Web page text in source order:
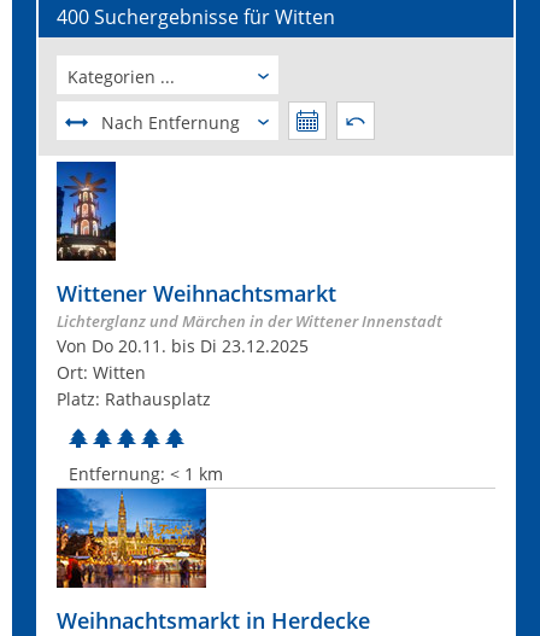
400 Suchergebnisse für Witten
Kategorien ...
Nach Entfernung
Wittener Weihnachtsmarkt
Lichterglanz und Märchen in der Wittener Innenstadt
Von Do 20.11. bis Di 23.12.2025
Ort: Witten
Platz: Rathausplatz
Entfernung: < 1 km
Weihnachtsmarkt in Herdecke